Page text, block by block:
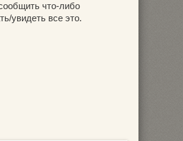
что-либо
увидеть все это.